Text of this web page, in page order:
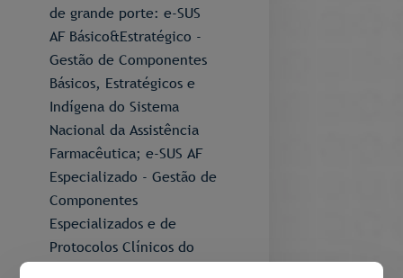
de grande porte: e-SUS
AF Básico&Estratégico -
Gestão de Componentes
Básicos, Estratégicos e
Indígena do Sistema
Nacional da Assistência
Farmacêutica; e-SUS AF
Especializado - Gestão de
Componentes
Especializados e de
Protocolos Clínicos do